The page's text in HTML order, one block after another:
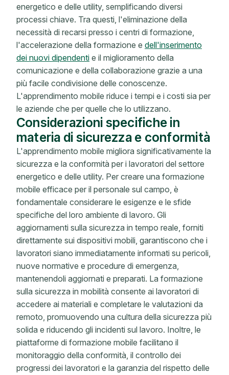
energetico e delle utility, semplificando diversi
processi chiave. Tra questi, l'eliminazione della
necessità di recarsi presso i centri di formazione,
l'accelerazione della formazione e dell'inserimento
dei nuovi dipendenti e il miglioramento della
comunicazione e della collaborazione grazie a una
più facile condivisione delle conoscenze.
L'apprendimento mobile riduce i tempi e i costi sia per
le aziende che per quelle che lo utilizzano.
Considerazioni specifiche in
materia di sicurezza e conformità
L'apprendimento mobile migliora significativamente la
sicurezza e la conformità per i lavoratori del settore
energetico e delle utility. Per creare una formazione
mobile efficace per il personale sul campo, è
fondamentale considerare le esigenze e le sfide
specifiche del loro ambiente di lavoro. Gli
aggiornamenti sulla sicurezza in tempo reale, forniti
direttamente sui dispositivi mobili, garantiscono che i
lavoratori siano immediatamente informati su pericoli,
nuove normative e procedure di emergenza,
mantenendoli aggiornati e preparati. La formazione
sulla sicurezza in mobilità consente ai lavoratori di
accedere ai materiali e completare le valutazioni da
remoto, promuovendo una cultura della sicurezza più
solida e riducendo gli incidenti sul lavoro. Inoltre, le
piattaforme di formazione mobile facilitano il
monitoraggio della conformità, il controllo dei
progressi dei lavoratori e la garanzia del rispetto delle